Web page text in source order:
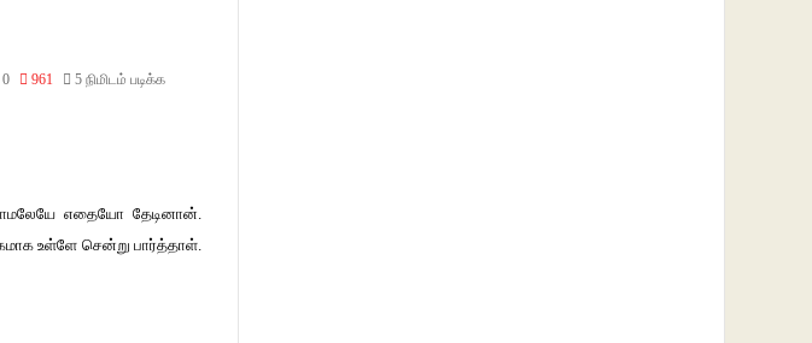
0 961 5 நிமிடம் படிக்க
எதையோ தேடினான்.
உள்ளே சென்று பார்த்தாள்.